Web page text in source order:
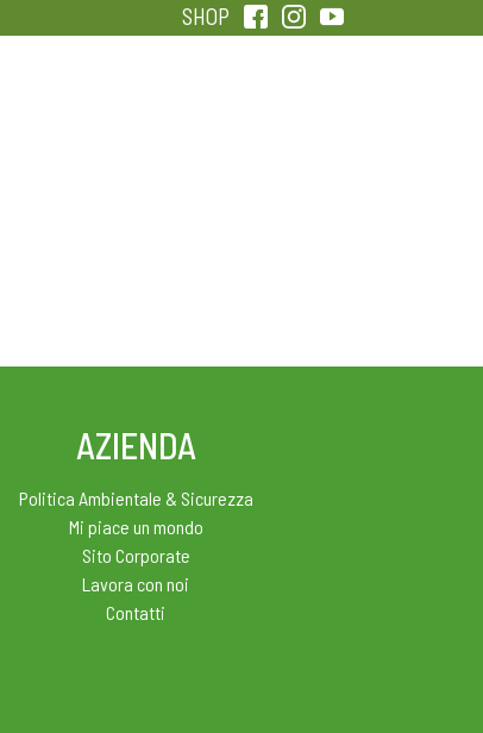
SHOP
AZIENDA
Politica Ambientale & Sicurezza
Mi piace un mondo
Sito Corporate
Lavora con noi
Contatti